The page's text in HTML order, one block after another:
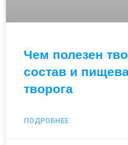
Чем полезен
состав и
творога
ПОДРОБНЕЕ